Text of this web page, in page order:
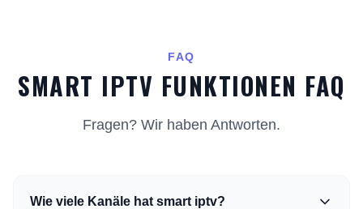
FAQ
SMART IPTV FUNKTIONEN FAQ
Fragen? Wir haben Antworten.
Wie viele Kanäle hat smart iptv?